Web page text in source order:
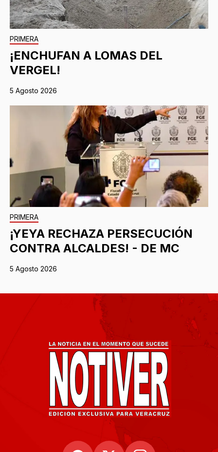
PRIMERA
¡ENCHUFAN A LOMAS DEL
VERGEL!
5 Agosto 2026
PRIMERA
¡YEYA RECHAZA PERSECUCIÓN
CONTRA ALCALDES! - DE MC
5 Agosto 2026